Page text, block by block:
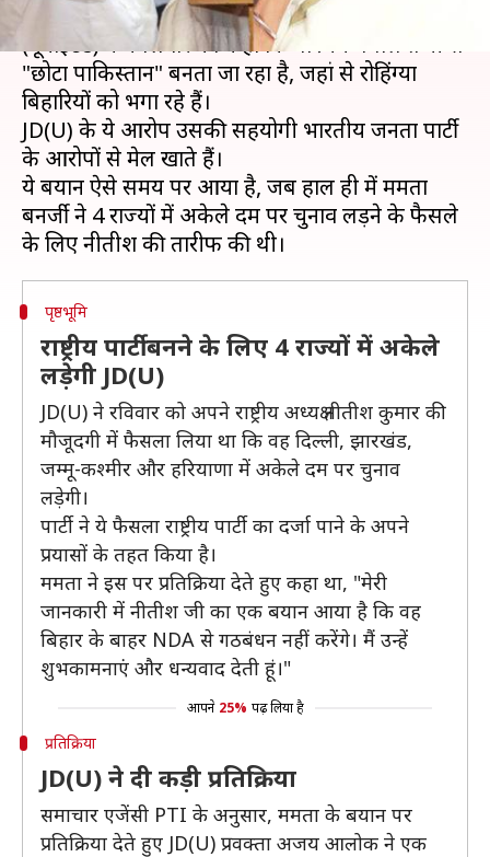
बिहार के मुख्यमंत्री नीतीश कुमार की पार्टी जनता दल
(यूनाइटेड) ने मंगलवार को कहा कि पश्चिम बंगाल तेजी से
"छोटा पाकिस्तान" बनता जा रहा है, जहां से रोहिंग्या
बिहारियों को भगा रहे हैं।
JD(U) के ये आरोप उसकी सहयोगी भारतीय जनता पार्टी
के आरोपों से मेल खाते हैं।
ये बयान ऐसे समय पर आया है, जब हाल ही में ममता
बनर्जी ने 4 राज्यों में अकेले दम पर चुनाव लड़ने के फैसले
पृष्ठभूमि
राष्ट्रीय पार्टी बनने के लिए 4 राज्यों में अकेले
लड़ेगी JD(U)
JD(U) ने रविवार को अपने राष्ट्रीय अध्यक्ष नीतीश कुमार की
मौजूदगी में फैसला लिया था कि वह दिल्ली, झारखंड,
जम्मू-कश्मीर और हरियाणा में अकेले दम पर चुनाव
लड़ेगी।
पार्टी ने ये फैसला राष्ट्रीय पार्टी का दर्जा पाने के अपने
प्रयासों के तहत किया है।
ममता ने इस पर प्रतिक्रिया देते हुए कहा था, "मेरी
जानकारी में नीतीश जी का एक बयान आया है कि वह
बिहार के बाहर NDA से गठबंधन नहीं करेंगे। मैं उन्हें
शुभकामनाएं और धन्यवाद देती हूं।"
आपने 25% पढ़ लिया है
प्रतिक्रिया
JD(U) ने दी कड़ी प्रतिक्रिया
समाचार एजेंसी PTI के अनुसार, ममता के बयान पर
प्रतिक्रिया देते हुए JD(U) प्रवक्ता अजय आलोक ने एक